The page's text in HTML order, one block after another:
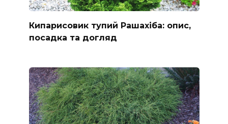
Кипарисовик тупий Рашахіба: опис,
посадка та догляд